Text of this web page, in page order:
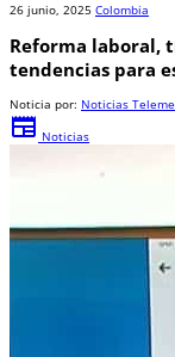
26 junio, 2025 Colombia
Reforma laboral,
tendencias para
Noticia por: Noticias
newspaper Noticias